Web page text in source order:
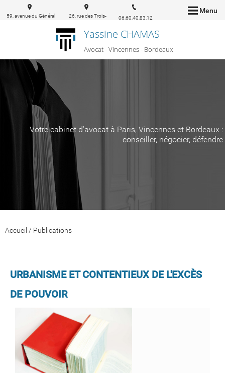
Menu
Yassine CHAMAS
Avocat - Vincennes - Bordeaux
59, avenue du Général
26, rue des Trois-
Bordeaux
06.60.40.83.12
Votre cabinet d'avocat à Paris, Vincennes et Bordeaux :
conseiller, négocier, défendre
Accueil / Publications
URBANISME ET CONTENTIEUX DE L'EXCÈS
DE POUVOIR